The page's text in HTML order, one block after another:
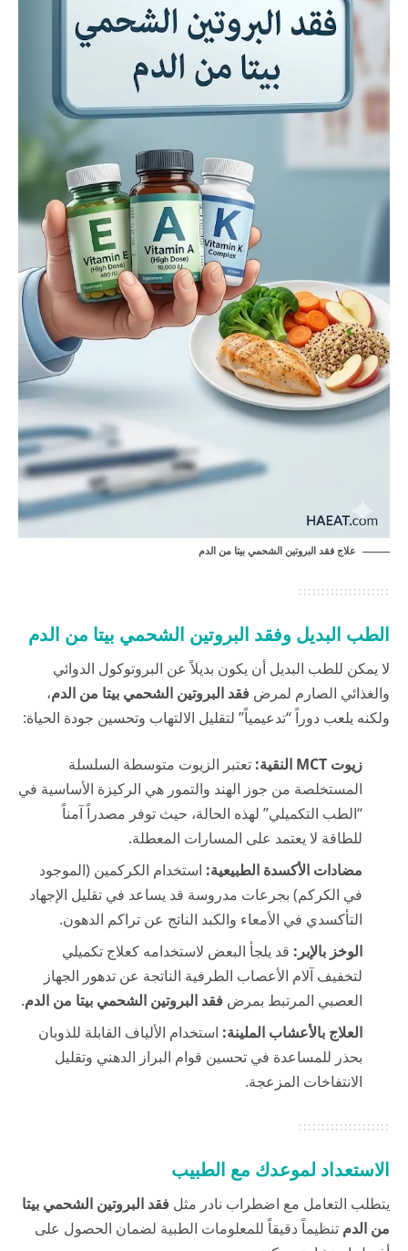
علاج فقد البروتين الشحمي بيتا من الدم
الطب البديل وفقد البروتين الشحمي بيتا من الدم
لا يمكن للطب البديل أن يكون بديلاً عن البروتوكول الدوائي
والغذائي الصارم لمرض فقد البروتين الشحمي بيتا من الدم،
ولكنه يلعب دوراً “تدعيمياً” لتقليل الالتهاب وتحسين جودة الحياة:
زيوت MCT النقية:
تعتبر الزيوت متوسطة السلسلة
المستخلصة من جوز الهند والتمور هي الركيزة الأساسية في
“الطب التكميلي” لهذه الحالة، حيث توفر مصدراً آمناً
للطاقة لا يعتمد على المسارات المعطلة.
مضادات الأكسدة الطبيعية: استخدام الكركمين (الموجود
في الكركم) بجرعات مدروسة قد يساعد في تقليل الإجهاد
التأكسدي في الأمعاء والكبد الناتج عن تراكم الدهون.
الوخز بالإبر: قد يلجأ البعض لاستخدامه كعلاج تكميلي
لتخفيف آلام الأعصاب الطرفية الناتجة عن تدهور الجهاز
العصبي المرتبط بمرض فقد البروتين الشحمي بيتا من الدم.
العلاج بالأعشاب الملينة: استخدام الألياف القابلة للذوبان
بحذر للمساعدة في تحسين قوام البراز الدهني وتقليل
الانتفاخات المزعجة.
الاستعداد لموعدك مع الطبيب
يتطلب التعامل مع اضطراب نادر مثل فقد البروتين الشحمي بيتا
من الدم تنظيماً دقيقاً للمعلومات الطبية لضمان الحصول على